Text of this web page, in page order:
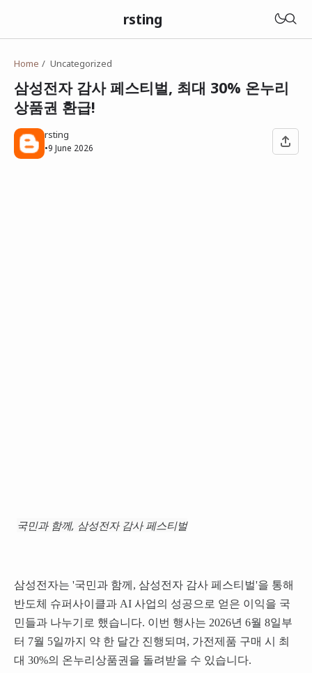
rsting
Home Uncategorized
삼성전자 감사 페스티벌, 최대 30% 온누리
상품권 환급!
rsting
•9 June 2026
국민과 함께, 삼성전자 감사 페스티벌
삼성전자는 '국민과 함께, 삼성전자 감사 페스티벌'을 통해
반도체 슈퍼사이클과 AI 사업의 성공으로 얻은 이익을 국
민들과 나누기로 했습니다. 이번 행사는 2026년 6월 8일부
터 7월 5일까지 약 한 달간 진행되며, 가전제품 구매 시 최
대 30%의 온누리상품권을 돌려받을 수 있습니다.